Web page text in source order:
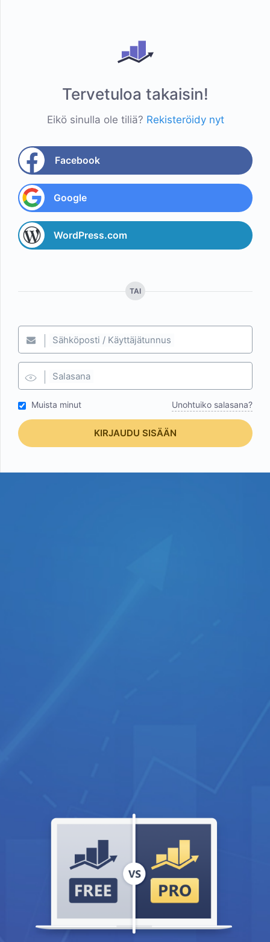
Tervetuloa takaisin!
Eikö sinulla ole tiliä? Rekisteröidy nyt
Facebook
Google
WordPress.com
TAI
Sähköposti / Käyttäjätunnus
Salasana
Muista minut Unohtuiko salasana?
KIRJAUDU SISÄÄN